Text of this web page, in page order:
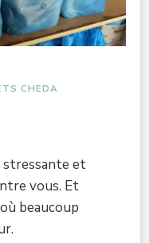
CHEDA
stressante et
vous. Et
beaucoup